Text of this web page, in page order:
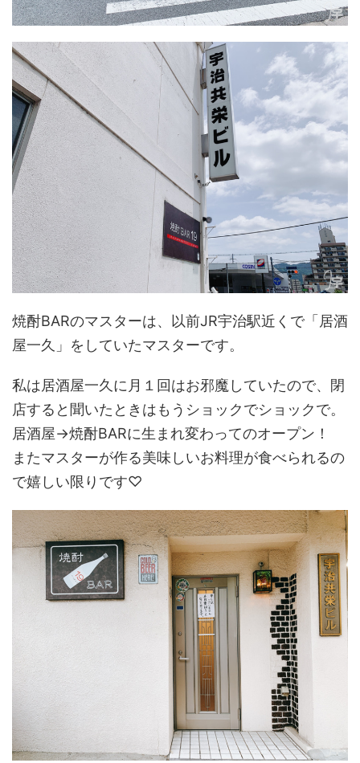
焼酎BARのマスターは、以前JR宇治駅近くで「居酒
屋一久」をしていたマスターです。
私は居酒屋一久に月１回はお邪魔していたので、閉
店すると聞いたときはもうショックでショックで。
居酒屋→焼酎BARに生まれ変わってのオープン！
またマスターが作る美味しいお料理が食べられるの
で嬉しい限りです♡